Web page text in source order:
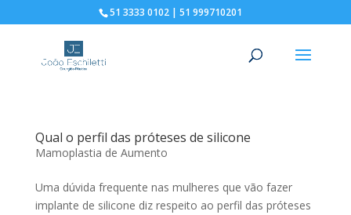
51 3333 0102 | 51 999710201
Qual o perfil das próteses de silicone
Mamoplastia de Aumento
Uma dúvida frequente nas mulheres que vão fazer
implante de silicone diz respeito ao perfil das próteses